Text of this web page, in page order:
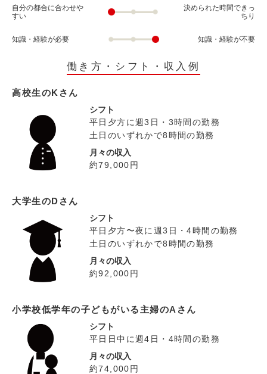
自分の都合に合わせや
すい
決められた時間できっ
ちり
知識・経験が必要 知識・経験が不要
働き方・シフト・収入例
高校生のKさん
シフト
平日夕方に週3日・3時間の勤務
土日のいずれかで8時間の勤務
月々の収入
約79,000円
大学生のDさん
シフト
平日夕方〜夜に週3日・4時間の勤務
土日のいずれかで8時間の勤務
月々の収入
約92,000円
小学校低学年の子どもがいる主婦のAさん
シフト
平日日中に週4日・4時間の勤務
月々の収入
約74,000円